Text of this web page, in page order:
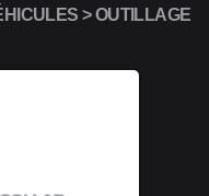
> OUTILLAGE